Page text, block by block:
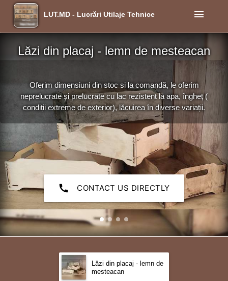
LUT.MD - Lucrări Utilaje Tehnice menu
call CONTACT US DIRECTLY
Lăzi din placaj - lemn de mesteacan
Oferim dimensiuni din stoc si la comandă, le oferim
neprelucrate și prelucrate cu lac rezistent la apa, îngheț (
condiții extreme de exterior), lăcuirea în diverse variații.
Lăzi din placaj - lemn de
mesteacan